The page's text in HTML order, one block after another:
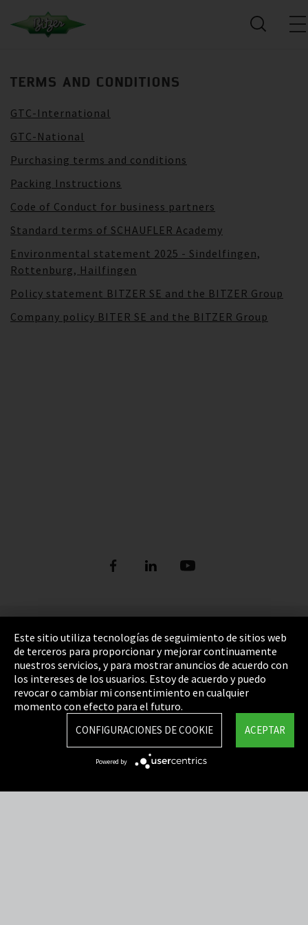
TERMS AND CONDITIONS
GTC-International
GTC-National
Purchasing terms and conditions
Packing Instructions
Code of Conduct for business partners
Standard terms of SCHAUFLER Academy
Environmental statement 2025 - Sindelfingen,
Rottenburg, Hailfingen
Policy statement BITZER SE and the BITZER Group
Company policy BITER SE and the BITZER Group
Pie de imprenta
Política de privacidad
Cookie Settings
Términos y Condiciones
Mapa del sitio
Integrity Line
Este sitio utiliza tecnologías de seguimiento de sitios web
de terceros para proporcionar y mejorar continuamente
nuestros servicios, y para mostrar anuncios de acuerdo con
los intereses de los usuarios. Estoy de acuerdo y puedo
revocar o cambiar mi consentimiento en cualquier
momento con efecto para el futuro.
ACEPTAR
CONFIGURACIONES DE COOKIE
Powered by